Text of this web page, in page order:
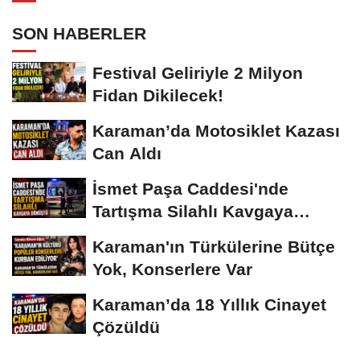
SON HABERLER
Festival Geliriyle 2 Milyon
Fidan Dikilecek!
Karaman’da Motosiklet Kazası
Can Aldı
İsmet Paşa Caddesi'nde
Tartışma Silahlı Kavgaya
Karaman'ın Türkülerine Bütçe
Yok, Konserlere Var
Karaman’da 18 Yıllık Cinayet
Çözüldü